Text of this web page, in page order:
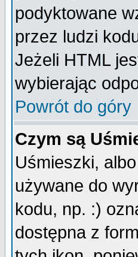
podyktowane
przez ludzi
Jeżeli HTML
wybierając
Powrót do góry
Czym są
Uśmieszki,
używane do
kodu, np. :)
dostępna z